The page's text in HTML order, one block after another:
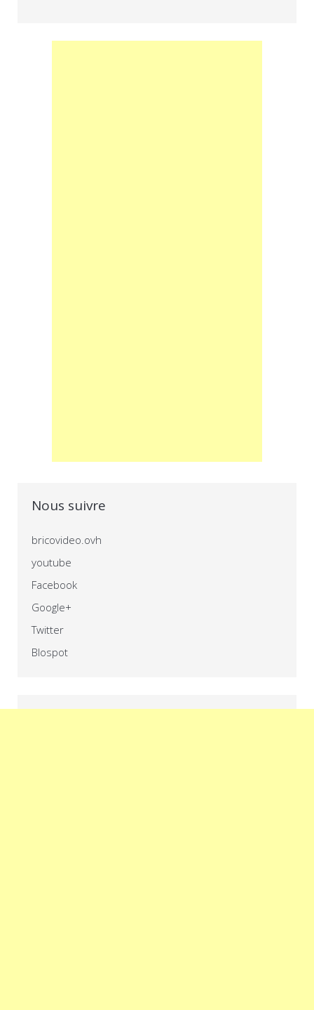
Nous suivre
bricovideo.ovh
youtube
Facebook
Google+
Twitter
Blospot